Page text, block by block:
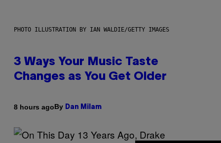
PHOTO ILLUSTRATION BY IAN WALDIE/GETTY IMAGES
3 Ways Your Music Taste
Changes as You Get Older
8 hours agoBy Dan Milam